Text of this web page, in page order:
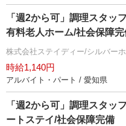
「週2から可」調理スタッ
有料老人ホーム/社会保障完
株式会社ステイディー/シルバー
時給1,140円
アルバイト・パート / 愛知県
「週2から可」調理スタッ
ートステイ/社会保障完備